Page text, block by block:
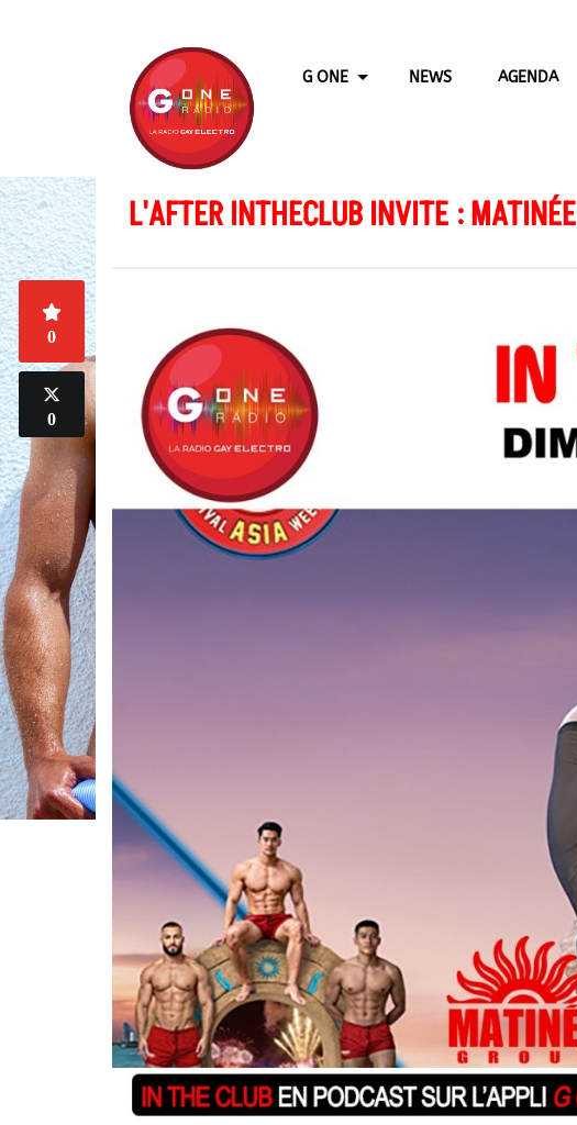
G ONE NEWS AGENDA
L'AFTER INTHECLUB INVITE : MATINÉE
0
0